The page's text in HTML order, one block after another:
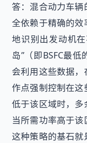
答：混合动力车
全依赖于精确的
地识别出发动机
岛”（即BSFC最低
会利用这些数据
作点强制控制在
低于该区域时，多
当所需功率高于该
这种策略的基石